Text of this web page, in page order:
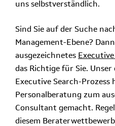
uns selbstverständlich.
Sind Sie auf der Suche
Management-Ebene?
ausgezeichnetes
das Richtige für Sie.
Executive Search-
Personalberatung zum
Consultant gemacht.
diesem